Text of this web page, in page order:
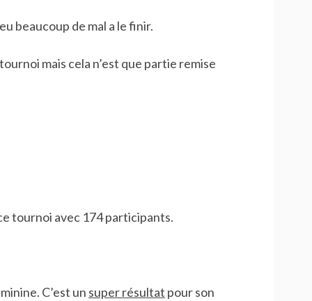
beaucoup de mal a le finir.
mais cela n’est que partie remise
tournoi avec 174 participants.
C’est un super résultat pour son